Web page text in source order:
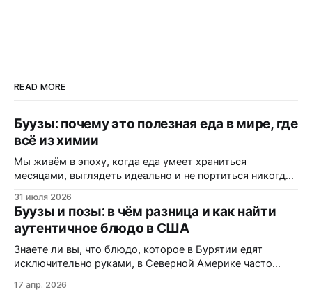
READ MORE
Буузы: почему это полезная еда в мире, где
всё из химии
Мы живём в эпоху, когда еда умеет храниться
месяцами, выглядеть идеально и не портиться никогда.
вкус. Полки магазинов забиты ультраобработанной
пищей: полуфабрикатами, лапшой быстрого
приготовления, «домашними» котлетами с составом на
пол-этикетки. А ведь есть блюдо, которому не нужны
консерванты, потому
31 июля 2026
Буузы и позы: в чём разница и как найти
аутентичное блюдо в США
Знаете ли вы, что блюдо, которое в Бурятии едят
исключительно руками, в Северной Америке часто
17 апр. 2026